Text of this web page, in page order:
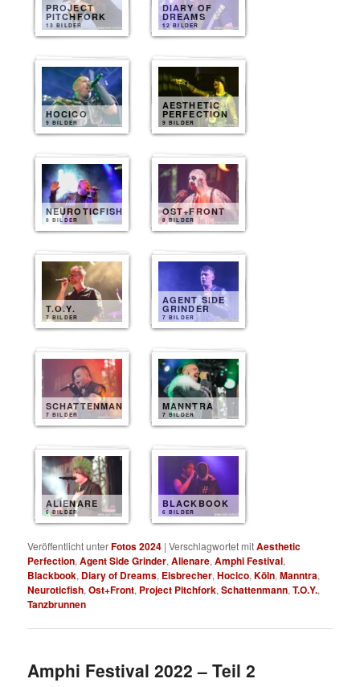
PROJECT
PITCHFORK
13 BILDER
DIARY OF
DREAMS
12 BILDER
HOCICO
9 BILDER
AESTHETIC
PERFECTION
9 BILDER
NEUROTICFISH
8 BILDER
OST+FRONT
8 BILDER
T.O.Y.
7 BILDER
AGENT SIDE
GRINDER
7 BILDER
SCHATTENMANN
7 BILDER
MANNTRA
7 BILDER
ALIENARE
6 BILDER
BLACKBOOK
6 BILDER
Veröffentlicht unterFotos 2024 |Verschlagwortet mitAesthetic
Perfection,Agent Side Grinder,Alienare,Amphi Festival,
Blackbook, Diary of Dreams, Eisbrecher,Hocico,Köln,Manntra,
Neuroticfish,Ost+Front, Project Pitchfork,Schattenmann,T.O.Y.,
Tanzbrunnen
Amphi Festival 2022 – Teil 2